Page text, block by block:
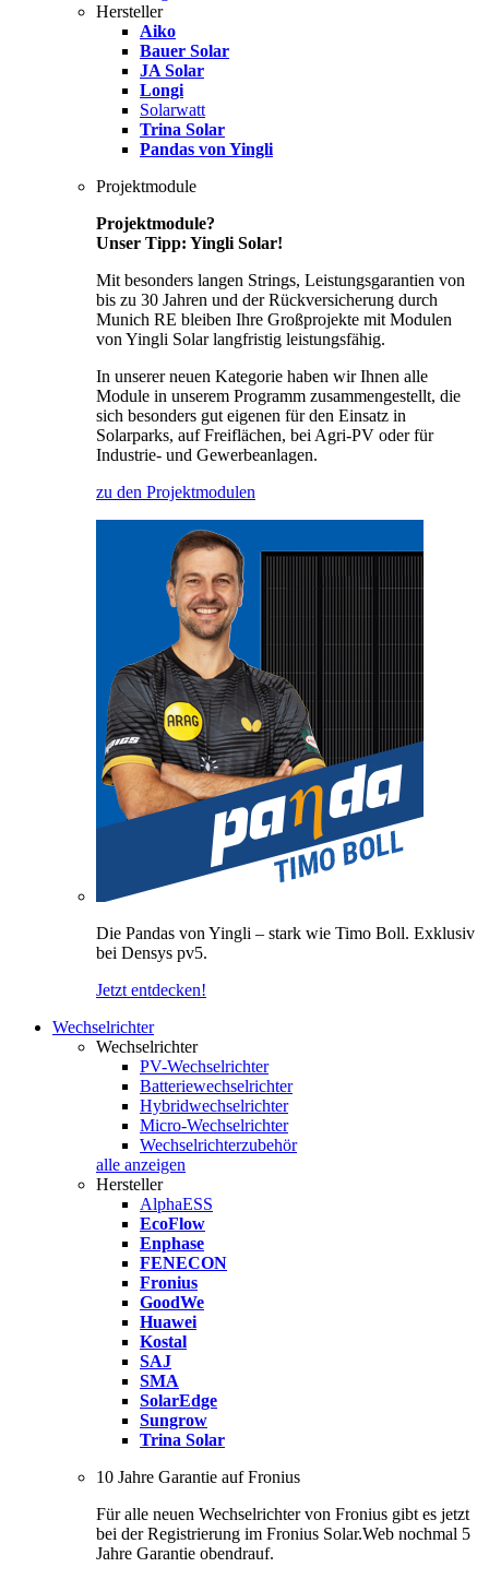
Hersteller
Aiko
Bauer Solar
JA Solar
Longi
Solarwatt
Trina Solar
Pandas von Yingli
Projektmodule
Projektmodule?
Unser Tipp: Yingli Solar!
Mit besonders langen Strings, Leistungsgarantien von
bis zu 30 Jahren und der Rückversicherung durch
Munich RE bleiben Ihre Großprojekte mit Modulen
von Yingli Solar langfristig leistungsfähig.
In unserer neuen Kategorie haben wir Ihnen alle
Module in unserem Programm zusammengestellt, die
sich besonders gut eigenen für den Einsatz in
Solarparks, auf Freiflächen, bei Agri-PV oder für
Industrie- und Gewerbeanlagen.
zu den Projektmodulen
Die Pandas von Yingli – stark wie Timo Boll. Exklusiv
bei Densys pv5.
Jetzt entdecken!
Wechselrichter
Wechselrichter
PV-Wechselrichter
Batteriewechselrichter
Hybridwechselrichter
Micro-Wechselrichter
Wechselrichterzubehör
alle anzeigen
Hersteller
AlphaESS
EcoFlow
Enphase
FENECON
Fronius
GoodWe
Huawei
Kostal
SAJ
SMA
SolarEdge
Sungrow
Trina Solar
10 Jahre Garantie auf Fronius
Für alle neuen Wechselrichter von Fronius gibt es jetzt
bei der Registrierung im Fronius Solar.Web nochmal 5
Jahre Garantie obendrauf.